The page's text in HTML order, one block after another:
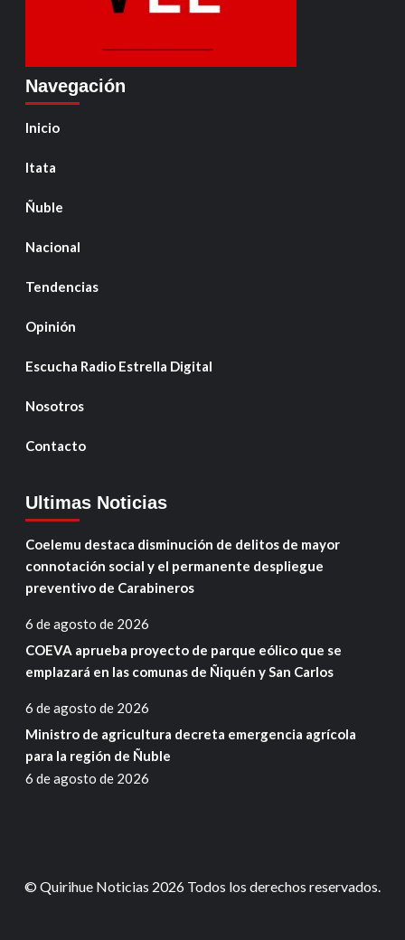
Navegación
Inicio
Itata
Ñuble
Nacional
Tendencias
Opinión
Escucha Radio Estrella Digital
Nosotros
Contacto
Ultimas Noticias
Coelemu destaca disminución de delitos de mayor
connotación social y el permanente despliegue
preventivo de Carabineros
6 de agosto de 2026
COEVA aprueba proyecto de parque eólico que se
emplazará en las comunas de Ñiquén y San Carlos
6 de agosto de 2026
Ministro de agricultura decreta emergencia agrícola
para la región de Ñuble
6 de agosto de 2026